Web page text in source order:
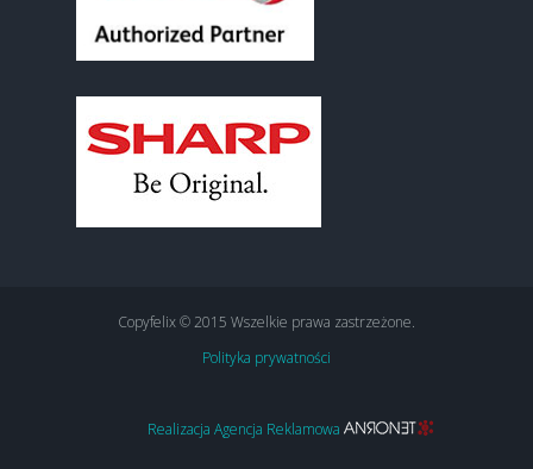
Copyfelix © 2015 Wszelkie prawa zastrzeżone.
Polityka prywatności
Realizacja Agencja Reklamowa